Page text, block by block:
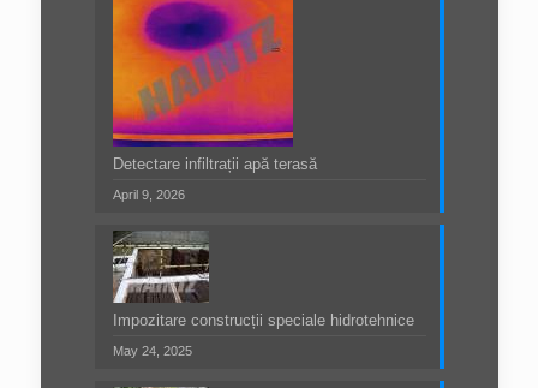
Detectare infiltrații apă terasă
April 9, 2026
Impozitare construcții speciale hidrotehnice
May 24, 2025